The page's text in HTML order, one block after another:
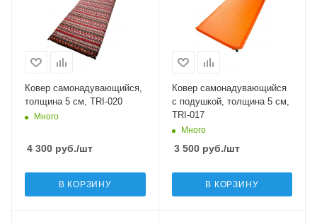
Ковер самонадувающийся,
толщина 5 см, TRI-020
Много
4 300 руб./шт
В КОРЗИНУ
Ковер самонадувающийся
с подушкой, толщина 5 см,
TRI-017
Много
3 500руб./шт
В КОРЗИНУ